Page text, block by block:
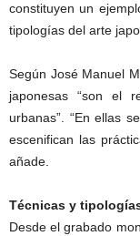
constituyen un
tipologías del arte
Según José Manuel
japonesas “son el
urbanas”. “En ellas
escenifican las
añade.
Técnicas y
Desde el grabado